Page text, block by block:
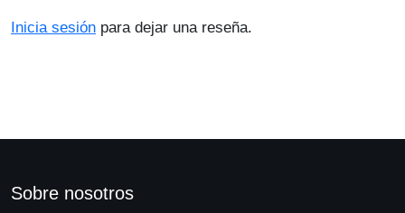
Inicia sesión para dejar una reseña.
Sobre nosotros